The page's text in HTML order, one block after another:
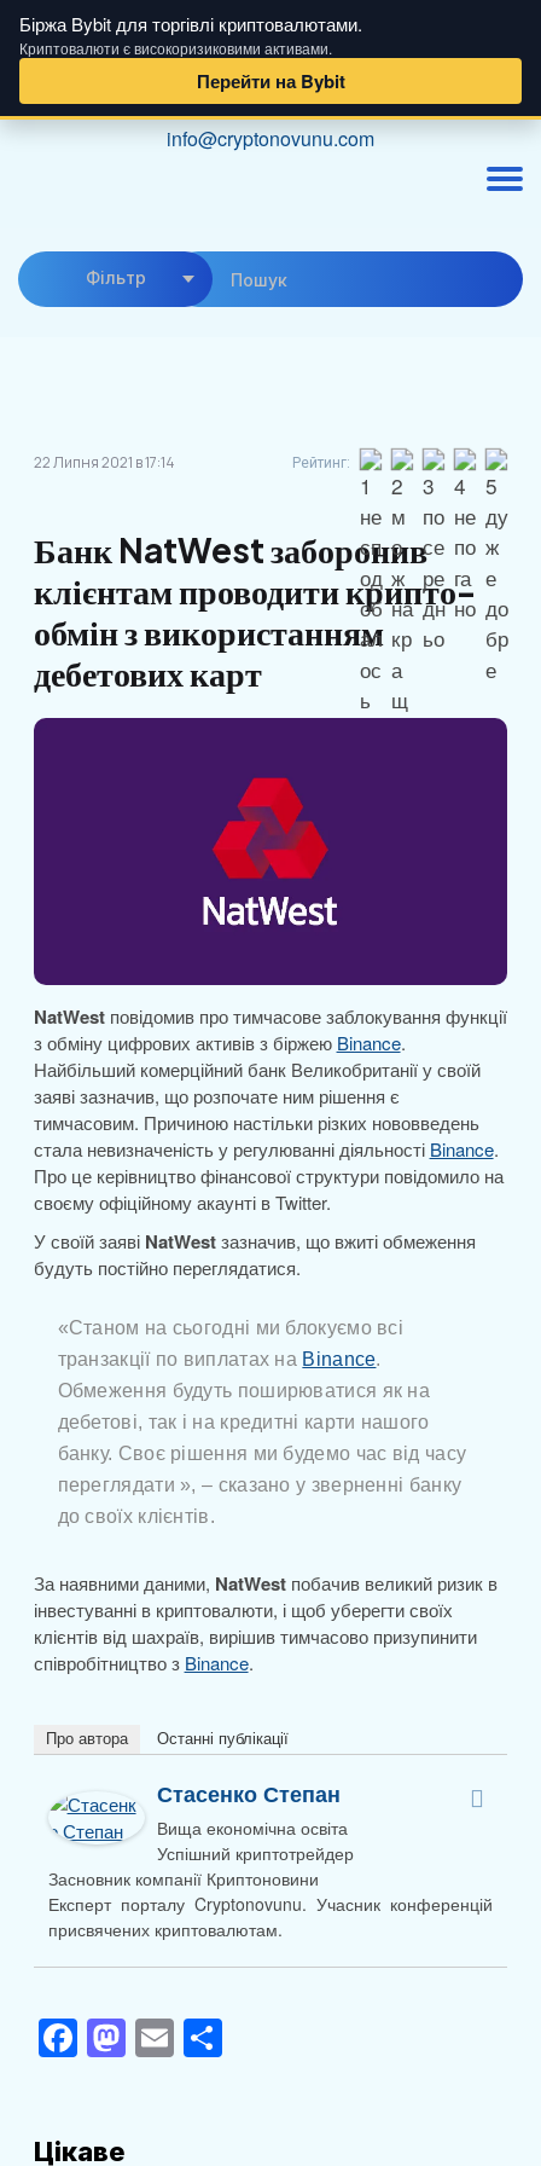
Біржа Bybit для торгівлі криптовалютами.
Криптовалюти є високоризиковими активами.
Перейти на Bybit
info@cryptonovunu.com
Фiльтр
22 Липня 2021 в 17:14 Рейтинг:
Банк NatWest заборонив
клієнтам проводити крипто-
обмін з використанням
дебетових карт
NatWest повідомив про тимчасове заблокування функції
з обміну цифрових активів з біржею Binance.
Найбільший комерційний банк Великобританії у своїй
заяві зазначив, що розпочате ним рішення є
тимчасовим. Причиною настільки різких нововведень
стала невизначеність у регулюванні діяльності Binance.
Про це керівництво фінансової структури повідомило на
своєму офіційному акаунті в Twitter.
У своїй заяві NatWestзазначив, що вжиті обмеження
будуть постійно переглядатися.
«Станом на сьогодні ми блокуємо всі
транзакції по виплатах на Binance.
Обмеження будуть поширюватися як на
дебетові, так і на кредитні карти нашого
банку. Своє рішення ми будемо час від часу
переглядати », – сказано у зверненні банку
до своїх клієнтів.
За наявними даними, NatWestпобачив великий ризик в
інвестуванні в криптовалюти, і щоб уберегти своїх
клієнтів від шахраїв, вирішив тимчасово призупинити
співробітництво з Binance.
Про автора Останні публікації
Стасенко Степан
Вища економічна освіта
Успішний криптотрейдер
Засновник компанії Криптоновини
Експерт порталу Cryptonovunu. Учасник конференцій
присвячених криптовалютам.
F
a
e
M
a
E
m
П
Цікаве